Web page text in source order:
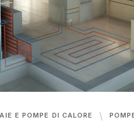
E POMPE DI CALORE